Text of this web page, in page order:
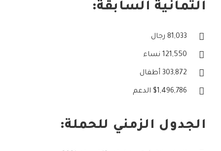
الثمانية السابقة:
81,033 رجال
121,550 نساء
303,872 أطفال
$1,496,786 الدعم
الجدول الزمني للحملة: